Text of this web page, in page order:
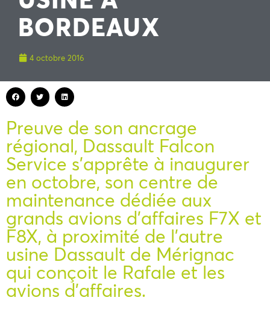
BORDEAUX
4 octobre 2016
Preuve de son ancrage
régional, Dassault Falcon
Service s’apprête à inaugurer
en octobre, son centre de
maintenance dédiée aux
grands avions d’affaires F7X et
F8X, à proximité de l’autre
usine Dassault de Mérignac
qui conçoit le Rafale et les
avions d’affaires.